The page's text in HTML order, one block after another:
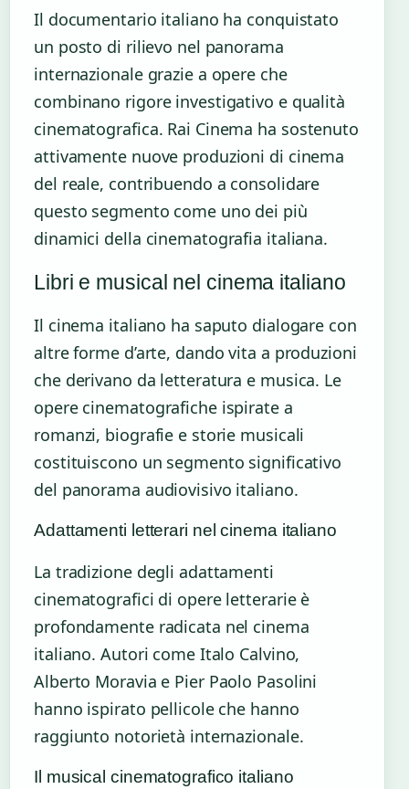
Il documentario italiano ha conquistato
un posto di rilievo nel panorama
internazionale grazie a opere che
combinano rigore investigativo e qualità
cinematografica. Rai Cinema ha sostenuto
attivamente nuove produzioni di cinema
del reale, contribuendo a consolidare
questo segmento come uno dei più
dinamici della cinematografia italiana.
Libri e musical nel cinema italiano
Il cinema italiano ha saputo dialogare con
altre forme d’arte, dando vita a produzioni
che derivano da letteratura e musica. Le
opere cinematografiche ispirate a
romanzi, biografie e storie musicali
costituiscono un segmento significativo
del panorama audiovisivo italiano.
Adattamenti letterari nel cinema italiano
La tradizione degli adattamenti
cinematografici di opere letterarie è
profondamente radicata nel cinema
italiano. Autori come Italo Calvino,
Alberto Moravia e Pier Paolo Pasolini
hanno ispirato pellicole che hanno
raggiunto notorietà internazionale.
Il musical cinematografico italiano